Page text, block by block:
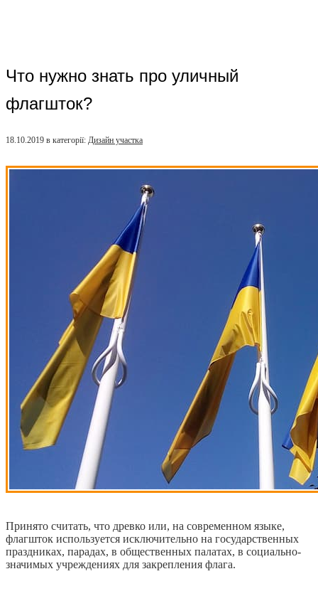
Что нужно знать про уличный
флагшток?
18.10.2019 в категорії: Дизайн участка
Принято считать, что древко или, на современном языке,
флагшток используется исключительно на государственных
праздниках, парадах, в общественных палатах, в социально-
значимых учреждениях для закрепления флага.